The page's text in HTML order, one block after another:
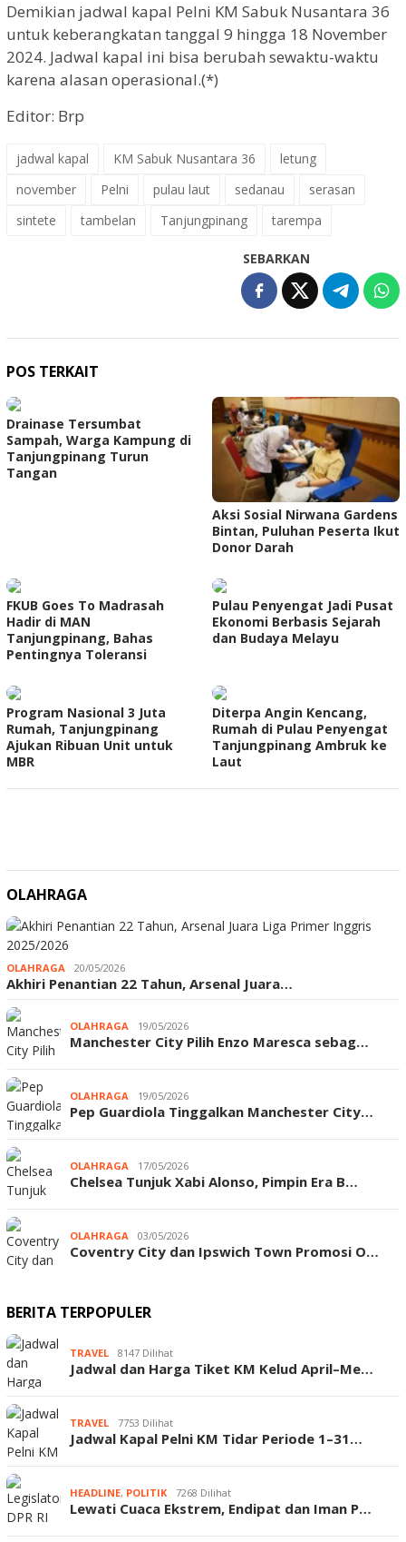
Demikian jadwal kapal Pelni KM Sabuk Nusantara 36
untuk keberangkatan tanggal 9 hingga 18 November
2024. Jadwal kapal ini bisa berubah sewaktu-waktu
karena alasan operasional.(*)
Editor: Brp
jadwal kapal KM Sabuk Nusantara 36
letung
november
Pelni pulau laut sedanau
serasan
sintete
tambelan Tanjungpinang tarempa
SEBARKAN
POS TERKAIT
Drainase Tersumbat
Sampah, Warga Kampung di
Tanjungpinang Turun
Tangan
Aksi Sosial Nirwana Gardens
Bintan, Puluhan Peserta Ikut
Donor Darah
FKUB Goes To Madrasah
Hadir di MAN
Tanjungpinang, Bahas
Pentingnya Toleransi
Pulau Penyengat Jadi Pusat
Ekonomi Berbasis Sejarah
dan Budaya Melayu
Program Nasional 3 Juta
Rumah, Tanjungpinang
Ajukan Ribuan Unit untuk
MBR
Diterpa Angin Kencang,
Rumah di Pulau Penyengat
Tanjungpinang Ambruk ke
Laut
OLAHRAGA
OLAHRAGA 20/05/2026
Akhiri Penantian 22 Tahun, Arsenal Juara…
OLAHRAGA 19/05/2026
Manchester City Pilih Enzo Maresca sebag…
OLAHRAGA 19/05/2026
Pep Guardiola Tinggalkan Manchester City…
OLAHRAGA 17/05/2026
Chelsea Tunjuk Xabi Alonso, Pimpin Era B…
OLAHRAGA 03/05/2026
Coventry City dan Ipswich Town Promosi O…
BERITA TERPOPULER
TRAVEL 8147 Dilihat
Jadwal dan Harga Tiket KM Kelud April–Me…
TRAVEL 7753 Dilihat
Jadwal Kapal Pelni KM Tidar Periode 1–31…
HEADLINE, POLITIK 7268 Dilihat
Lewati Cuaca Ekstrem, Endipat dan Iman P…